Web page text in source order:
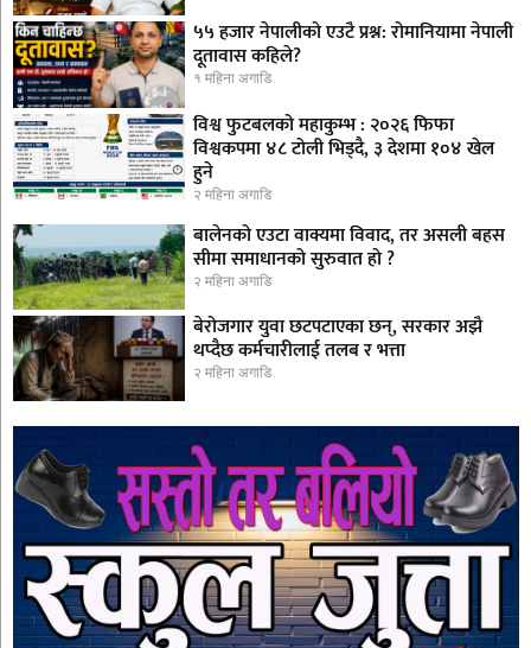
५५ हजार नेपालीको एउटै प्रश्न: रोमानियामा नेपाली
दूतावास कहिले?
१ महिना अगाडि
विश्व फुटबलको महाकुम्भ : २०२६ फिफा
विश्वकपमा ४८ टोली भिड्दै, ३ देशमा १०४ खेल
हुने
२ महिना अगाडि
बालेनको एउटा वाक्यमा विवाद, तर असली बहस
सीमा समाधानको सुरुवात हो ?
२ महिना अगाडि
बेरोजगार युवा छटपटाएका छन्, सरकार अझै
थप्दैछ कर्मचारीलाई तलब र भत्ता
२ महिना अगाडि